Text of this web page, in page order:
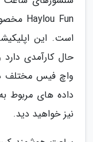
است. این
واچ فیس مختلف
داده های مربوط
نیز خواهید دید.